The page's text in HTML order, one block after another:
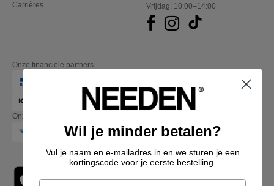
Carrières
Vrijdag: 10:00–14:00
Onze financiële partners
Onze transporteurs
Wil je minder betalen?
Vul je naam en e-mailadres in en we sturen je een
kortingscode voor je eerste bestelling.